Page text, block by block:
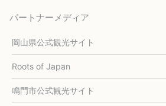
パートナーメディア
岡山県公式観光サイト
Roots of Japan
鳴門市公式観光サイト